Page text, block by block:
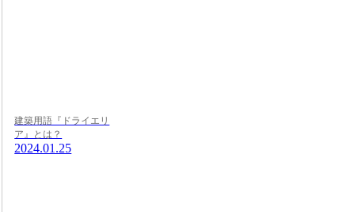
建築用語『ドライエリ
ア』とは？
2024.01.25